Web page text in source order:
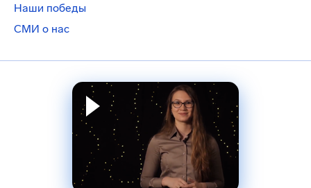
Наши победы
СМИ о нас